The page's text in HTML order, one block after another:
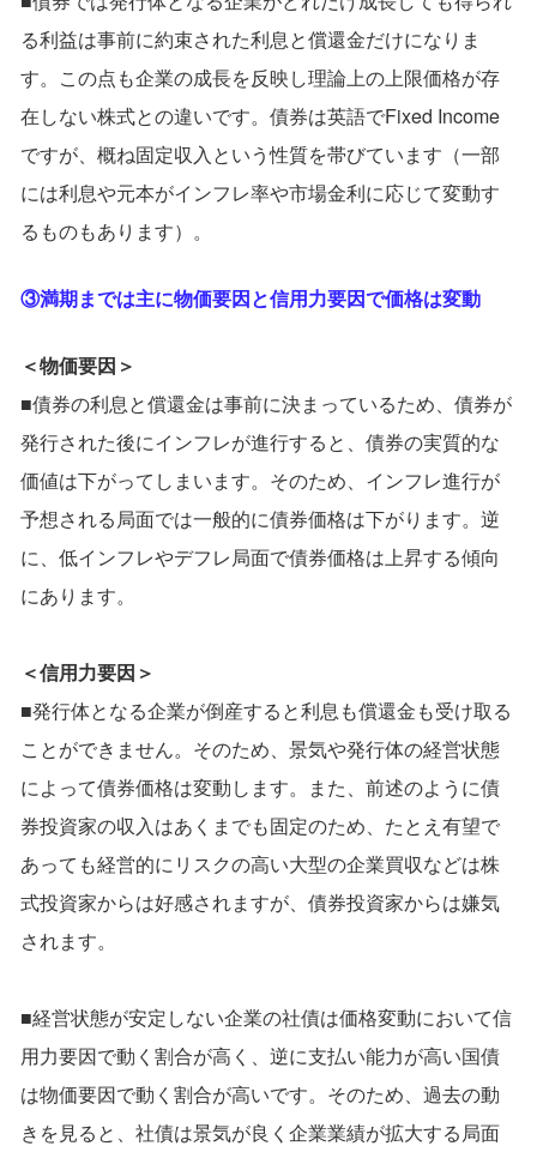
る利益は事前に約束された利息と償還金だけになりま
す。この点も企業の成長を反映し理論上の上限価格が存
在しない株式との違いです。債券は英語でFixed Income
ですが、概ね固定収入という性質を帯びています（一部
には利息や元本がインフレ率や市場金利に応じて変動す
るものもあります）。
③満期までは主に物価要因と信用力要因で価格は変動
＜物価要因＞
■債券の利息と償還金は事前に決まっているため、債券が
発行された後にインフレが進行すると、債券の実質的な
価値は下がってしまいます。そのため、インフレ進行が
予想される局面では一般的に債券価格は下がります。逆
に、低インフレやデフレ局面で債券価格は上昇する傾向
にあります。
＜信用力要因＞
■発行体となる企業が倒産すると利息も償還金も受け取る
ことができません。そのため、景気や発行体の経営状態
によって債券価格は変動します。また、前述のように債
券投資家の収入はあくまでも固定のため、たとえ有望で
あっても経営的にリスクの高い大型の企業買収などは株
式投資家からは好感されますが、債券投資家からは嫌気
されます。
■経営状態が安定しない企業の社債は価格変動において信
用力要因で動く割合が高く、逆に支払い能力が高い国債
は物価要因で動く割合が高いです。そのため、過去の動
きを見ると、社債は景気が良く企業業績が拡大する局面